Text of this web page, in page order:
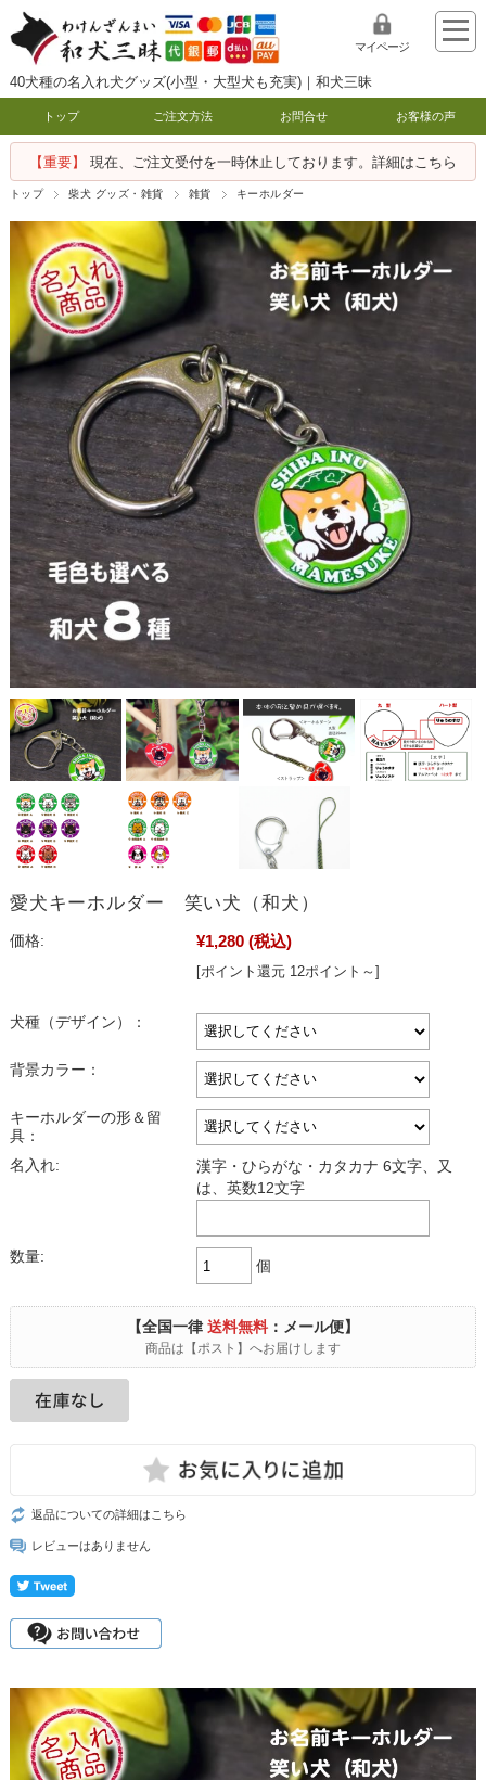
40犬種の名入れ犬グッズ(小型・大型犬も充実)｜和犬三昧
マイページ
トップ ご注文方法 お問合せ お客様の声
【重要】 現在、ご注文受付を一時休止しております。詳細はこちら
トップ 柴犬 グッズ・雑貨 雑貨 キーホルダー
愛犬キーホルダー 笑い犬（和犬）
価格: ¥1,280 (税込)
[ポイント還元 12ポイント～]
犬種（デザイン）：
背景カラー：
キーホルダーの形＆留
具：
名入れ:
漢字・ひらがな・カタカナ 6文字、又
は、英数12文字
数量:
個
【全国一律送料無料 ：メール便】
商品は【ポスト】へお届けします
返品についての詳細はこちら
レビューはありません